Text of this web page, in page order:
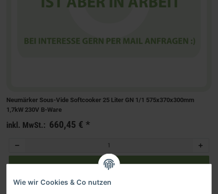
Neumärker Sous-Vide Softcooker 25 Liter GN 1/1 575x370x300mm
1,7kW 230V B-Ware
inkl. MwSt.: 660,45 €*
Wie wir Cookies & Co nutzen